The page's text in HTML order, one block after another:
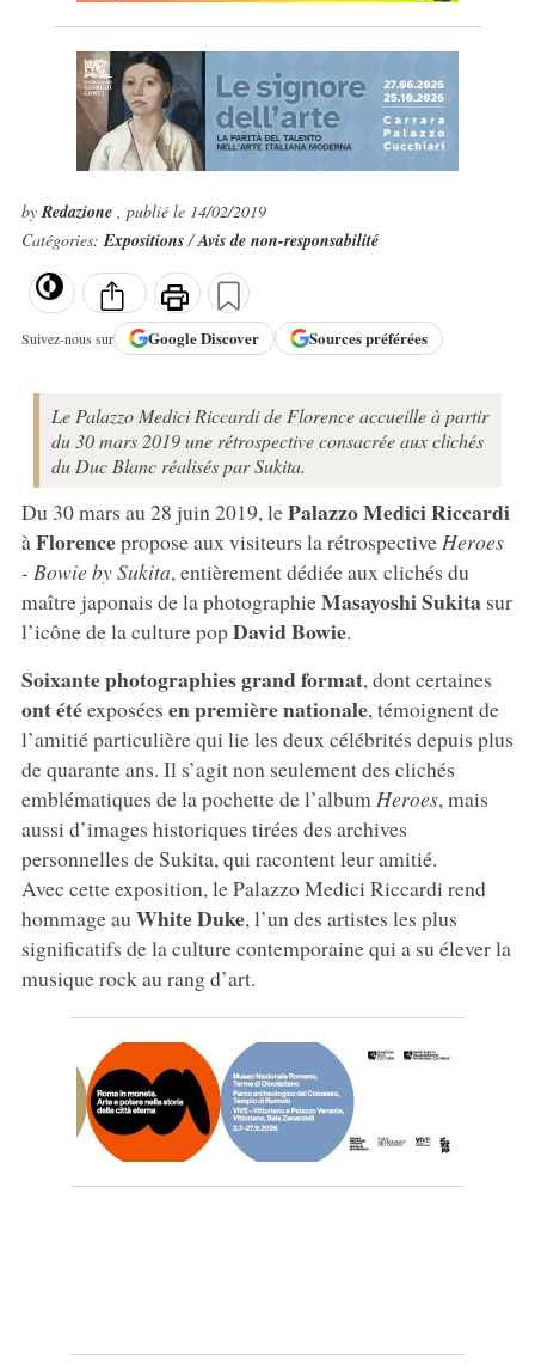
byRedazione , publié le 14/02/2019
Catégories:Expositions/Avis de non-responsabilité
Suivez-nous sur GoogleDiscover Sources préférées
Le Palazzo Medici Riccardi de Florence accueille à partir
du 30 mars 2019 une rétrospective consacrée aux clichés
du Duc Blanc réalisés par Sukita.
Du 30 mars au 28 juin 2019, lePalazzo Medici Riccardi
à Florencepropose aux visiteurs la rétrospective Heroes
- Bowie by Sukita, entièrement dédiée aux clichés du
maître japonais de la photographieMasayoshi Sukita sur
l’icône de la culture popDavid Bowie.
Soixante photographiesgrand format, dont certaines
ont étéexposées en première nationale, témoignent de
l’amitié particulière qui lie les deux célébrités depuis plus
de quarante ans. Il s’agit non seulement des clichés
emblématiques de la pochette de l’album Heroes, mais
aussi d’images historiques tirées des archives
personnelles de Sukita, qui racontent leur amitié.
Avec cette exposition, le Palazzo Medici Riccardi rend
hommage au White Duke, l’un des artistes les plus
significatifs de la culture contemporaine qui a su élever la
musique rock au rang d’art.